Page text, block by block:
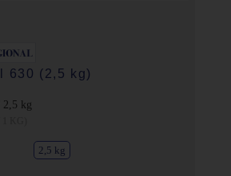
630 (2,5 kg)
2,5 kg
2,5 kg